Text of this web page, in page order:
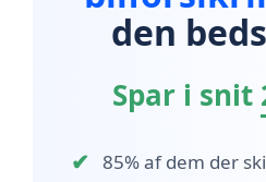
den
Spar i snit
✔ 85% af dem der